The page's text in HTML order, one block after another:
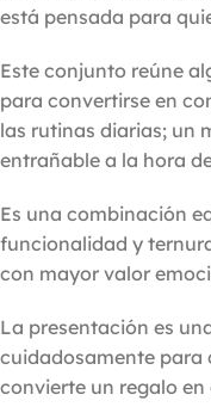
está pensada para
Este conjunto reúne
para convertirse en
las rutinas diarias; un
entrañable a la hora
Es una combinación
funcionalidad y
con mayor valor
La presentación es
cuidadosamente para
convierte un regalo